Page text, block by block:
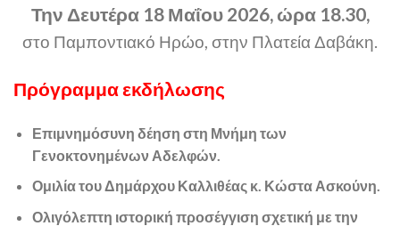
Την Δευτέρα 18 Μαΐου 2026, ώρα 18.30,
στο Παμποντιακό Ηρώο, στην Πλατεία Δαβάκη.
Πρόγραμμα εκδήλωσης
Επιμνημόσυνη δέηση στη Μνήμη των
Γενοκτονημένων Αδελφών.
Ομιλία του Δημάρχου Καλλιθέας κ. Κώστα Ασκούνη.
Ολιγόλεπτη ιστορική προσέγγιση σχετική με την